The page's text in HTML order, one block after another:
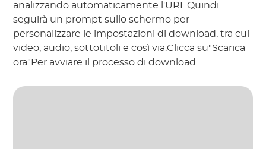
analizzando automaticamente l'URL.Quindi
seguirà un prompt sullo schermo per
personalizzare le impostazioni di download, tra cui
video, audio, sottotitoli e così via.Clicca su"Scarica
ora"Per avviare il processo di download.